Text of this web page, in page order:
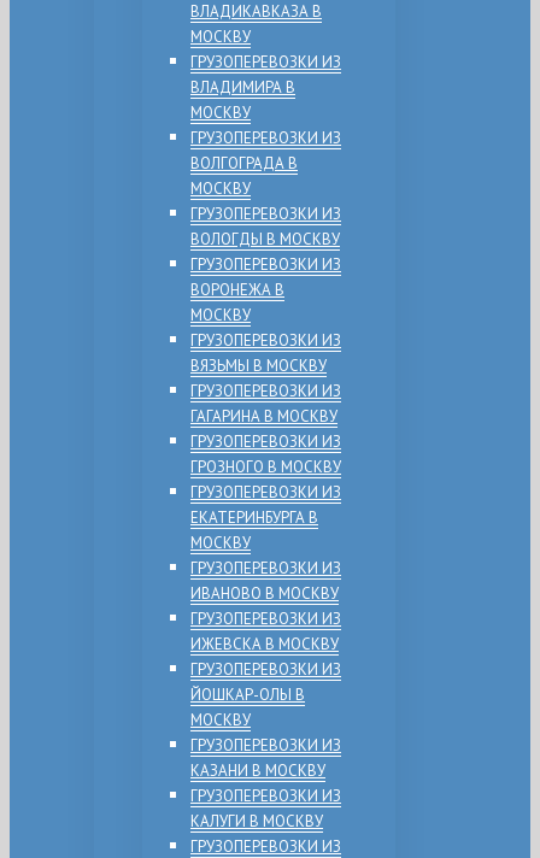
ВЛАДИКАВКАЗА В
МОСКВУ
ГРУЗОПЕРЕВОЗКИ ИЗ
ВЛАДИМИРА В
МОСКВУ
ГРУЗОПЕРЕВОЗКИ ИЗ
ВОЛГОГРАДА В
МОСКВУ
ГРУЗОПЕРЕВОЗКИ ИЗ
ВОЛОГДЫ В МОСКВУ
ГРУЗОПЕРЕВОЗКИ ИЗ
ВОРОНЕЖА В
МОСКВУ
ГРУЗОПЕРЕВОЗКИ ИЗ
ВЯЗЬМЫ В МОСКВУ
ГРУЗОПЕРЕВОЗКИ ИЗ
ГАГАРИНА В МОСКВУ
ГРУЗОПЕРЕВОЗКИ ИЗ
ГРОЗНОГО В МОСКВУ
ГРУЗОПЕРЕВОЗКИ ИЗ
ЕКАТЕРИНБУРГА В
МОСКВУ
ГРУЗОПЕРЕВОЗКИ ИЗ
ИВАНОВО В МОСКВУ
ГРУЗОПЕРЕВОЗКИ ИЗ
ИЖЕВСКА В МОСКВУ
ГРУЗОПЕРЕВОЗКИ ИЗ
ЙОШКАР-ОЛЫ В
МОСКВУ
ГРУЗОПЕРЕВОЗКИ ИЗ
КАЗАНИ В МОСКВУ
ГРУЗОПЕРЕВОЗКИ ИЗ
КАЛУГИ В МОСКВУ
ГРУЗОПЕРЕВОЗКИ ИЗ